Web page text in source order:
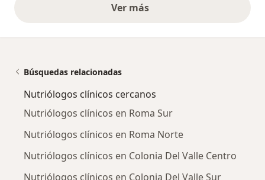
Ver másopiniones anteriores
Búsquedas relacionadas
Nutriólogos clínicos cercanos
Nutriólogos clínicos en Roma Sur
Nutriólogos clínicos en Roma Norte
Nutriólogos clínicos en Colonia Del Valle Centro
Nutriólogos clínicos en Colonia Del Valle Sur